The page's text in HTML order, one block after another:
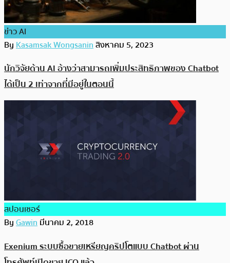
ข่าว AI
ByKasamsak Wongsaninสิงหาคม 5, 2023
นักวิจัยด้าน AI อ้างว่าสามารถเพิ่มประสิทธิภาพของ Chatbot
ได้เป็น 2 เท่าจากที่มีอยู่ในตอนนี้
สปอนเซอร์
ByGawinมีนาคม 2, 2018
Exenium ระบบซื้อขายเหรียญคริปโตแบบ Chatbot ผ่าน